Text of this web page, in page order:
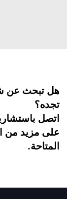
هل تبحث عن
تجده؟
اتصل
على مزيد من
المتاحة.